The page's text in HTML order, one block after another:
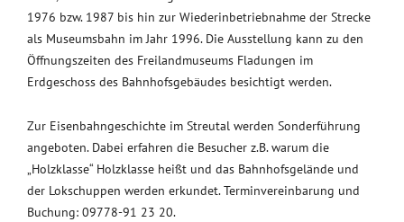
1976 bzw. 1987 bis hin zur Wiederinbetriebnahme der Strecke
als Museumsbahn im Jahr 1996. Die Ausstellung kann zu den
Öffnungszeiten des Freilandmuseums Fladungen im
Erdgeschoss des Bahnhofsgebäudes besichtigt werden.
Zur Eisenbahngeschichte im Streutal werden Sonderführung
angeboten. Dabei erfahren die Besucher z.B. warum die
„Holzklasse“ Holzklasse heißt und das Bahnhofsgelände und
der Lokschuppen werden erkundet. Terminvereinbarung und
Buchung: 09778-91 23 20.